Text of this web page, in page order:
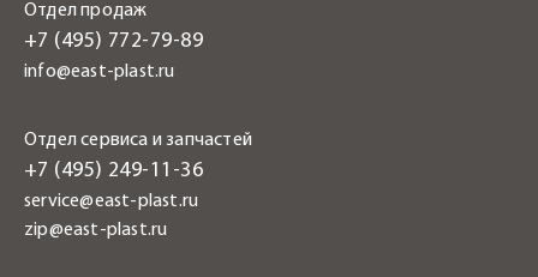
Отдел продаж
+7 (495) 772-79-89
info@east-plast.ru
Отдел сервиса и запчастей
+7 (495) 249-11-36
service@east-plast.ru
zip@east-plast.ru